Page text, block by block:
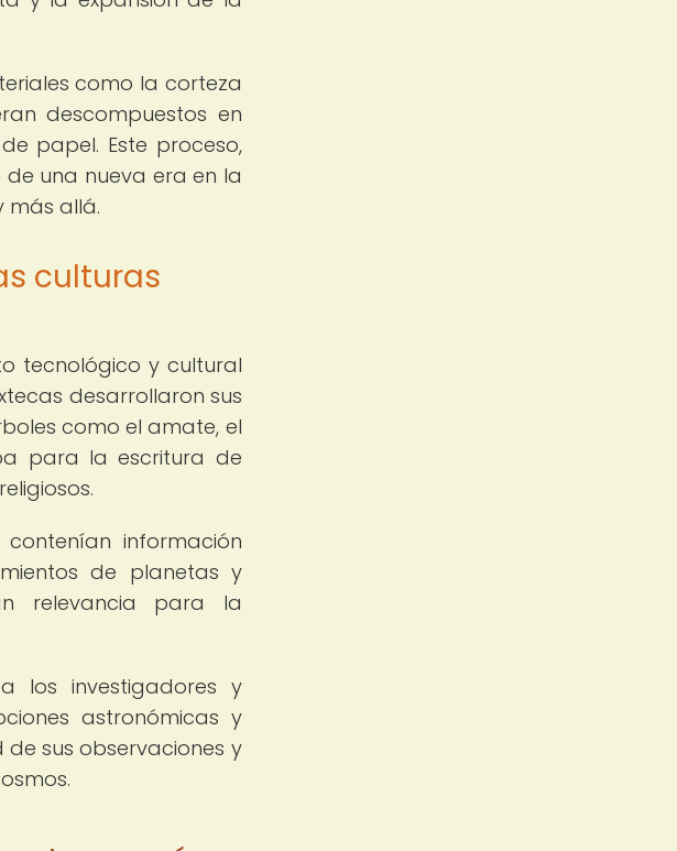
como la corteza
descompuestos en
papel. Este proceso,
una nueva era en la
más allá.
culturas
tecnológico y cultural
desarrollaron sus
como el amate, el
para la escritura de
información
de planetas y
relevancia para la
los investigadores y
astronómicas y
sus observaciones y